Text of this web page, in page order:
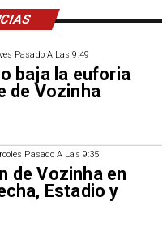
Pasado A Las 9:49
baja la euforia
de Vozinha
Pasado A Las 9:35
de Vozinha en
Estadio y